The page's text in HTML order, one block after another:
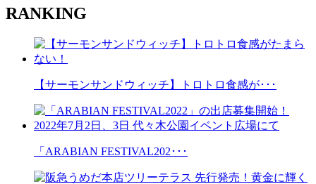
RANKING
【サーモンサンドウィッチ】トロトロ食感が･･･
「ARABIAN FESTIVAL202･･･